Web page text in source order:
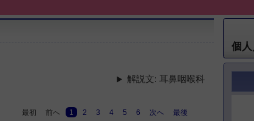
解説文: 耳鼻咽喉科
最初 前へ 1 2 3 4 5 6 次へ 最後
個